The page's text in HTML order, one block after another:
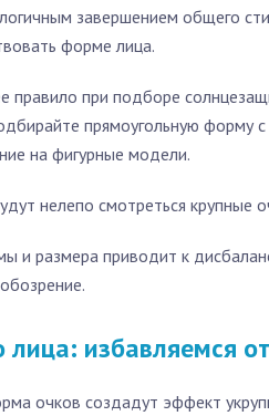
завершением общего
форме лица.
правило при подборе
прямоугольную форму
на фигурные модели.
нелепо смотреться крупные
и размера приводит к
лица: избавляемся
очков создадут эффект